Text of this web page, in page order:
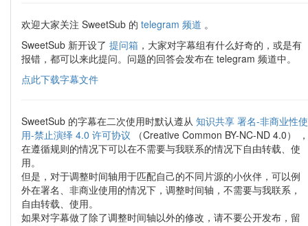
欢迎大家关注 SweetSub 的 telegram 频道 。
SweetSub 新开设了 提问箱 ，大家对字幕组有什么好奇的，或是有
报错，都可以来此提问。问题的回答会发布在 telegram 频道中。
点此下载字幕文件
SweetSub 的字幕在二次使用时默认遵从 知识共享 署名-非商业性使
用-禁止演绎 4.0 许可协议 （Creative Common BY-NC-ND 4.0） ，
在遵循规则的情况下可以在不需要与我联系的情况下自由转载、使
用。
但是，对于调整时间轴用于匹配自己的不同片源的小伙伴，可以例
外在署名、非商业使用的情况下，调整时间轴，不需要与我联系，
自由转载、使用。
如果对字幕做了除了调整时间轴以外的修改，请不要公开发布，留